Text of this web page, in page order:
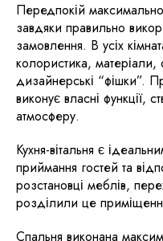
Передпокій максимально
завдяки правильно
замовлення. В усіх
колористика, матеріали,
дизайнерські “фішки”.
виконує власні функції,
атмосферу.
Кухня-вітальня є
приймання гостей та
розстановці меблів,
розділили це
Спальня виконана